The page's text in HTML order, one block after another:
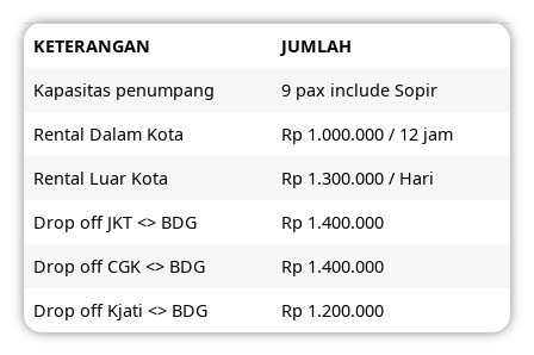
KETERANGAN
JUMLAH
Kapasitas penumpang
9 pax include Sopir
Rental Dalam Kota
Rp 1.000.000 / 12 jam
Rental Luar Kota
Rp 1.300.000 / Hari
Drop off JKT <> BDG
Rp 1.400.000
Drop off CGK <> BDG
Rp 1.400.000
Drop off Kjati <> BDG
Rp 1.200.000